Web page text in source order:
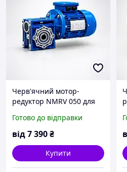
Черв'ячний мотор-
редуктор NMRV 050 для
обладнання
Готово до відправки
від7 390₴
Купити